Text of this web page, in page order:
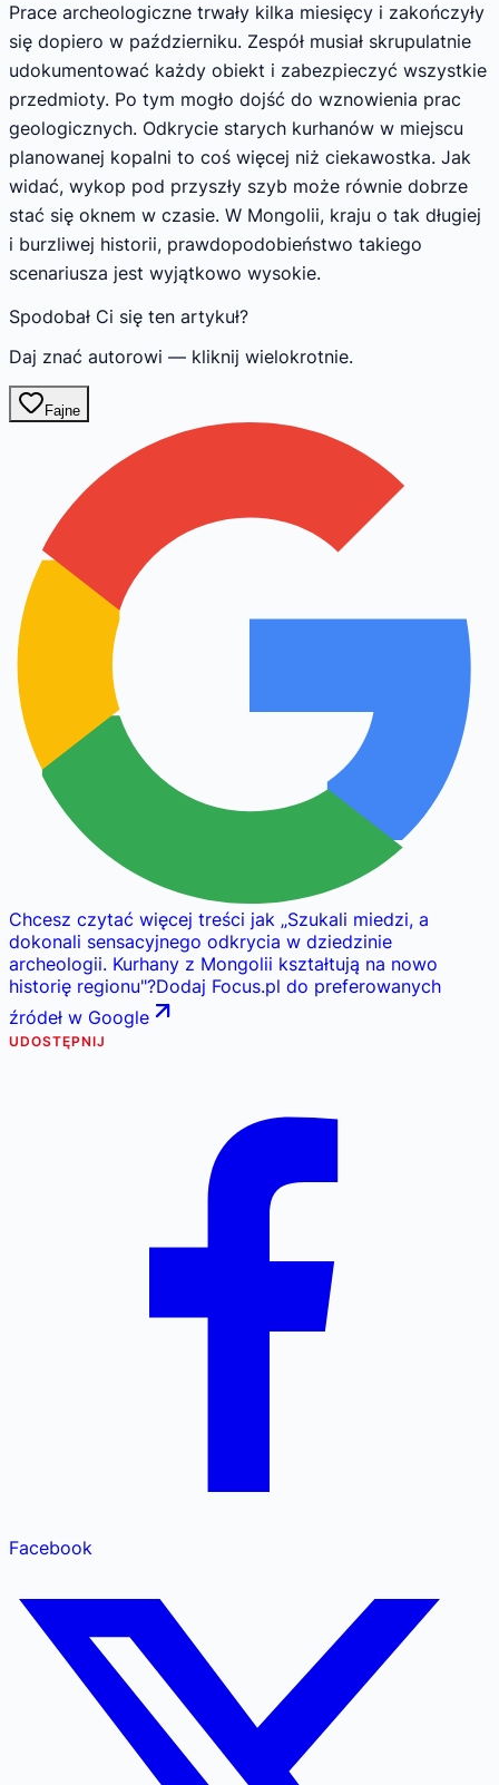
Prace archeologiczne trwały kilka miesięcy i zakończyły
się dopiero w październiku. Zespół musiał skrupulatnie
udokumentować każdy obiekt i zabezpieczyć wszystkie
przedmioty. Po tym mogło dojść do wznowienia prac
geologicznych. Odkrycie starych kurhanów w miejscu
planowanej kopalni to coś więcej niż ciekawostka. Jak
widać, wykop pod przyszły szyb może równie dobrze
stać się oknem w czasie. W Mongolii, kraju o tak długiej
i burzliwej historii, prawdopodobieństwo takiego
scenariusza jest wyjątkowo wysokie.
Spodobał Ci się ten artykuł?
Daj znać autorowi — kliknij wielokrotnie.
Fajne
Chcesz czytać więcej treści jak „Szukali miedzi, a
dokonali sensacyjnego odkrycia w dziedzinie
archeologii. Kurhany z Mongolii kształtują na nowo
historię regionu"?Dodaj Focus.pl do preferowanych
źródeł w Google
UDOSTĘPNIJ
Facebook